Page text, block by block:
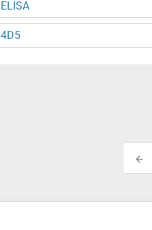
ELISA
4D5